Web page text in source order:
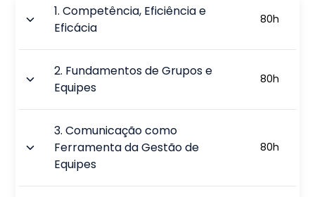
1.Competência, Eficiência e
Eficácia
80h
2. Fundamentos de Grupos e
Equipes
80h
3.Comunicação como
Ferramenta da Gestão de
Equipes
80h